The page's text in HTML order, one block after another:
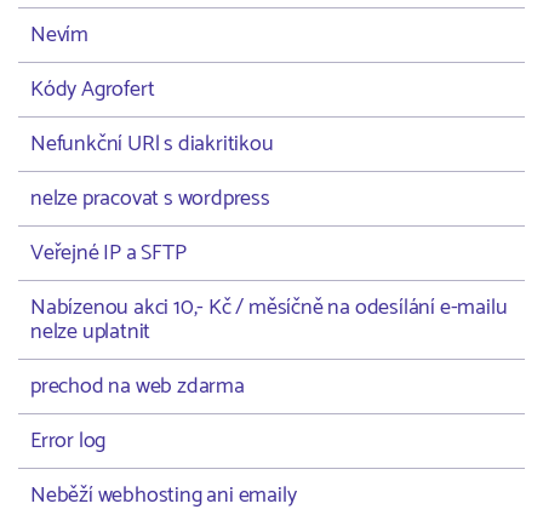
Nevím
Kódy Agrofert
Nefunkční URl s diakritikou
nelze pracovat s wordpress
Veřejné IP a SFTP
Nabízenou akci 10,- Kč / měsíčně na odesílání e-mailu
nelze uplatnit
prechod na web zdarma
Error log
Neběží webhosting ani emaily